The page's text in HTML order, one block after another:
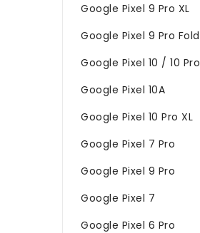
Google Pixel 9 Pro XL
Google Pixel 9 Pro Fold
Google Pixel 10 / 10 Pro
Google Pixel 10A
Google Pixel 10 Pro XL
Google Pixel 7 Pro
Google Pixel 9 Pro
Google Pixel 7
Google Pixel 6 Pro